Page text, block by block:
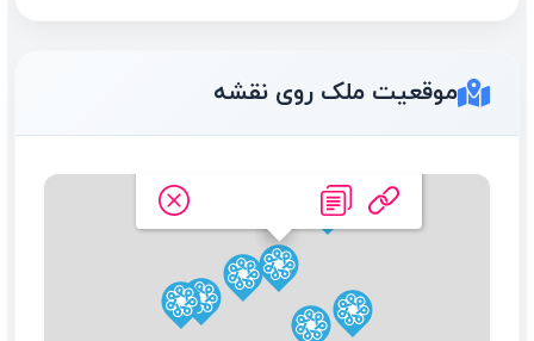
موقعیت ملک روی نقشه